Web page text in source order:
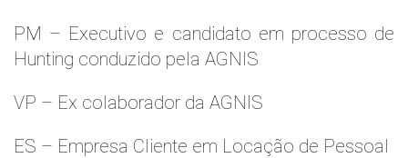
PM – Executivo e candidato em processo de
Hunting conduzido pela AGNIS
VP – Ex colaborador da AGNIS
ES – Empresa Cliente em Locação de Pessoal